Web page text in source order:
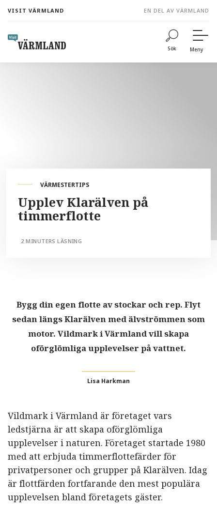
content
VISIT VÄRMLAND EN DEL AV VÄRMLAND
Sök Meny
VÄRMESTERTIPS
Upplev Klarälven på
timmerflotte
2 MINUTERS LÄSNING
Bygg din egen flotte av stockar och rep. Flyt
sedan längs Klarälven med älvströmmen som
motor. Vildmark i Värmland vill skapa
oförglömliga upplevelser på vattnet.
Lisa Harkman
Vildmark i Värmland är företaget vars
ledstjärna är att skapa oförglömliga
upplevelser i naturen. Företaget startade 1980
med att erbjuda timmerflottefärder för
privatpersoner och grupper på Klarälven. Idag
är flottfärden fortfarande den mest populära
upplevelsen bland företagets gäster.